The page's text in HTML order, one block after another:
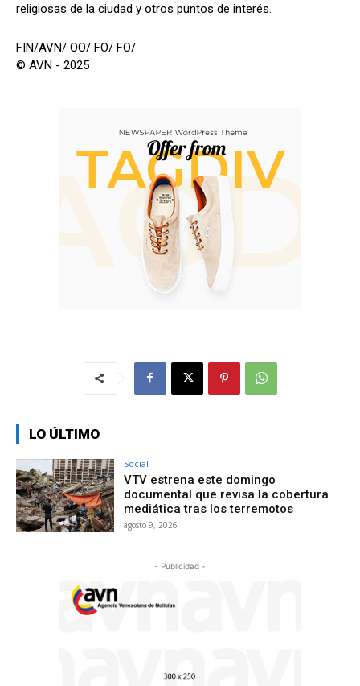
religiosas de la ciudad y otros puntos de interés.
FIN/AVN/ OO/ FO/ FO/
© AVN - 2025
LO ÚLTIMO
Social
VTV estrena este domingo
documental que revisa la cobertura
mediática tras los terremotos
agosto 9, 2026
- Publicidad -